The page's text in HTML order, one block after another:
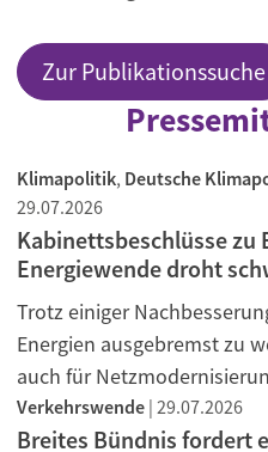
Zur Publikationssuche
Klimapolitik, Deutsche
29.07.2026
Kabinettsbeschlüsse zu
Energiewende droht
Trotz einiger
Energien ausgebremst zu
auch für
Verkehrswende | 29.07.2026
Breites Bündnis fordert